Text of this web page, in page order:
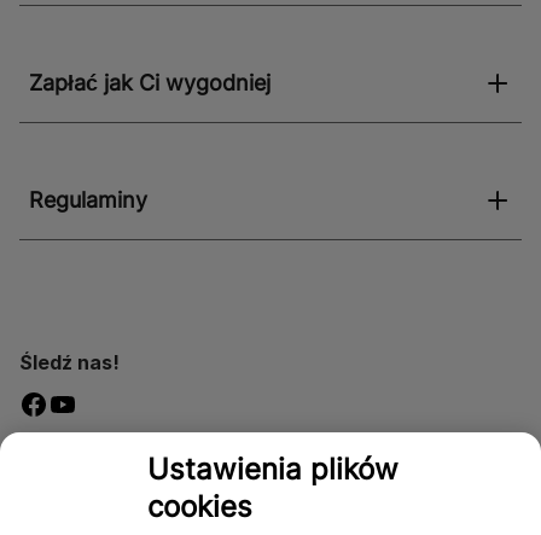
Zapłać jak Ci wygodniej
Regulaminy
Śledź nas!
DostępnośćUstawienia plików
cookies